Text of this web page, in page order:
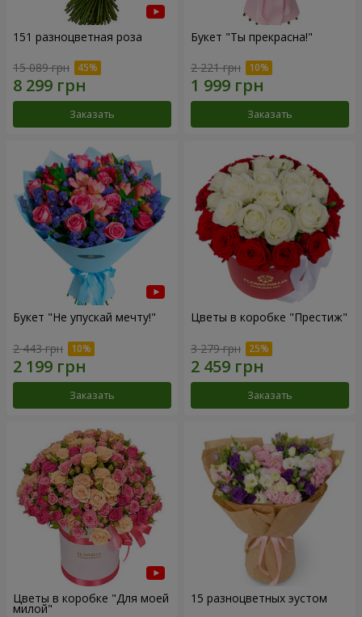
151 разноцветная роза
15 089 грн
Заказать
Букет "Ты прекрасна!"
2 221 грн
Заказать
Букет "Не упускай мечту!"
2 443 грн
Заказать
Цветы в коробке "Престиж"
3 279 грн
Заказать
Цветы в коробке "Для моей
милой"
15 разноцветных эустом